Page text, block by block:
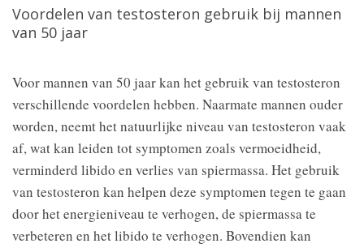
Voordelen van testosteron gebruik bij mannen
van 50 jaar
Voor mannen van 50 jaar kan het gebruik van testosteron
verschillende voordelen hebben. Naarmate mannen ouder
worden, neemt het natuurlijke niveau van testosteron vaak
af, wat kan leiden tot symptomen zoals vermoeidheid,
verminderd libido en verlies van spiermassa. Het gebruik
van testosteron kan helpen deze symptomen tegen te gaan
door het energieniveau te verhogen, de spiermassa te
verbeteren en het libido te verhogen. Bovendien kan